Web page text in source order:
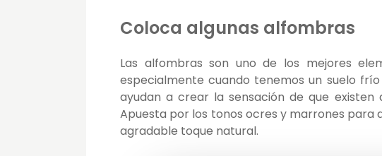
Coloca algunas alfombras
Las alfombras son uno de los mejores
especialmente cuando tenemos un suelo
ayudan a crear la sensación de que
Apuesta por los tonos ocres y marrones para
agradable toque natural.